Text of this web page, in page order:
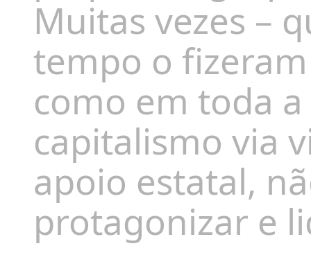
Muitas vezes –
tempo o
como em toda
capitalismo via
apoio estatal,
protagonizar e